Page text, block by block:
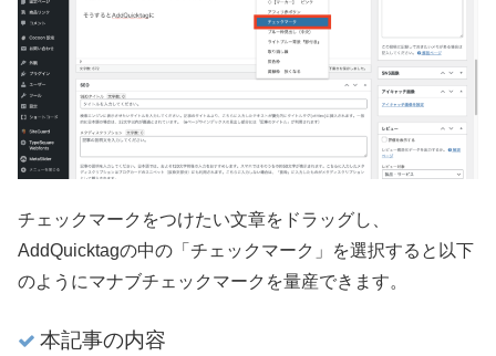
チェックマークをつけたい文章をドラッグし、
AddQuicktagの中の「チェックマーク」を選択すると以下
のようにマナブチェックマークを量産できます。
本記事の内容